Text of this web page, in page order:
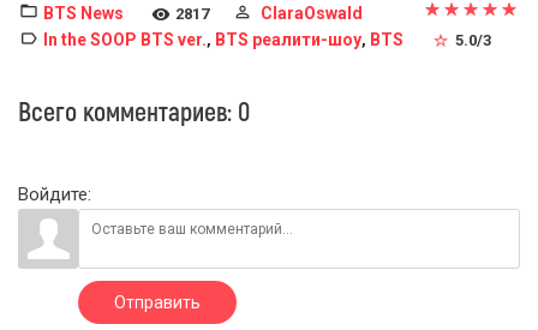
BTS News 2817
ClaraOswald
In the SOOP BTS ver., BTS реалити-шоу, BTS 5.0/3
Всего комментариев: 0
Войдите:
Отправить